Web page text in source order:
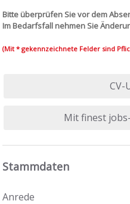
Bitte überprüfen Sie vor dem
Im Bedarfsfall nehmen Sie
(Mit * gekennzeichnete Felder sind
CV-
Mit finest
Stammdaten
Anrede